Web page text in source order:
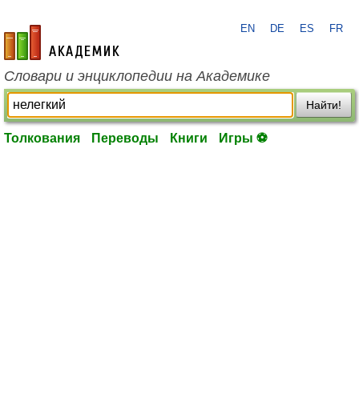
academic.ru
EN DE ES FR
Словари и энциклопедии на Академике
Найти!
Толкования Переводы Книги Игры ⚽